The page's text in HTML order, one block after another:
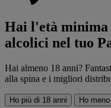
Hai l'età minima
alcolici nel tuo
Hai almeno 18 anni?
alla spina e i migliori
Ho più di 18 anni Ho